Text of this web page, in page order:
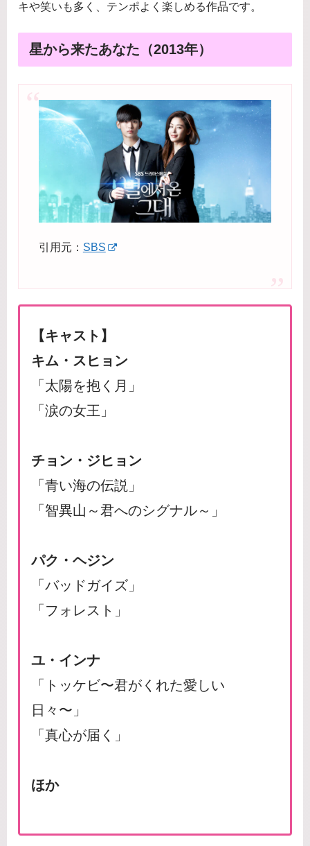
キや笑いも多く、テンポよく楽しめる作品です。
星から来たあなた（2013年）
引用元： SBS
【キャスト】
キム・スヒョン
「太陽を抱く月」
「涙の女王」
チョン・ジヒョン
「青い海の伝説」
「智異山～君へのシグナル～」
パク・ヘジン
「バッドガイズ」
「フォレスト」
ユ・インナ
「トッケビ〜君がくれた愛しい
日々〜」
「真心が届く」
ほか